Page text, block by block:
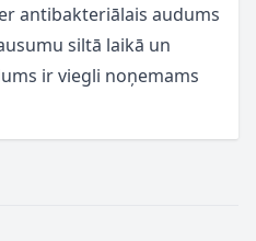
antibakteriālais audums
siltā laikā un
ir viegli noņemams